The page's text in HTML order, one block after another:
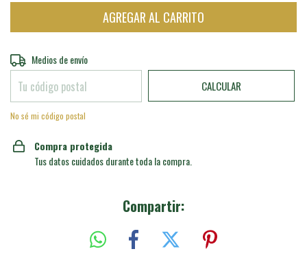
Entregas para el CP:
Medios de envío
CALCULAR
No sé mi código postal
Compra protegida
Tus datos cuidados durante toda la compra.
Compartir: